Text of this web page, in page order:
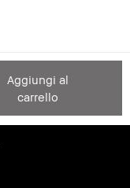
Aggiungi al
carrello